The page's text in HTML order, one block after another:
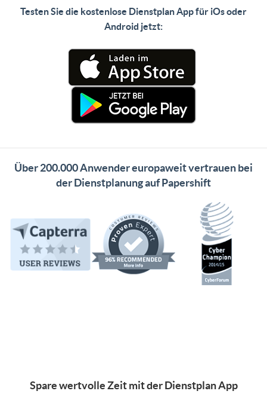
Testen Sie die kostenlose Dienstplan App für iOs oder
Android jetzt:
Über 200.000 Anwender europaweit vertrauen bei
der Dienstplanung auf Papershift
Spare wertvolle Zeit mit der Dienstplan App